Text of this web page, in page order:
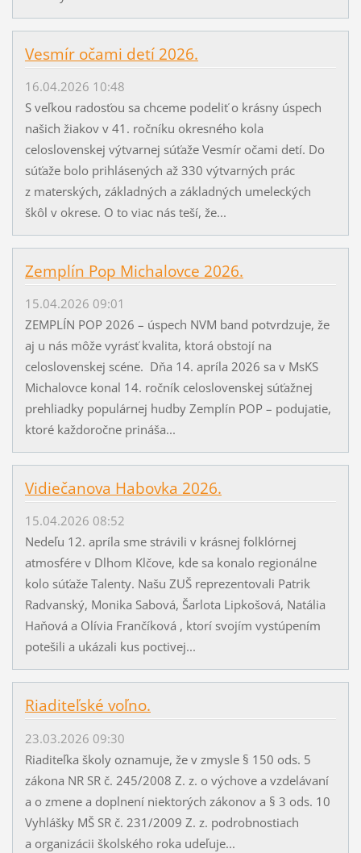
Vesmír očami detí 2026.
16.04.2026 10:48
S veľkou radosťou sa chceme podeliť o krásny úspech
našich žiakov v 41. ročníku okresného kola
celoslovenskej výtvarnej súťaže Vesmír očami detí. Do
súťaže bolo prihlásených až 330 výtvarných prác
z materských, základných a základných umeleckých
škôl v okrese. O to viac nás teší, že...
Zemplín Pop Michalovce 2026.
15.04.2026 09:01
ZEMPLÍN POP 2026 – úspech NVM band potvrdzuje, že
aj u nás môže vyrásť kvalita, ktorá obstojí na
celoslovenskej scéne. Dňa 14. apríla 2026 sa v MsKS
Michalovce konal 14. ročník celoslovenskej súťažnej
prehliadky populárnej hudby Zemplín POP – podujatie,
ktoré každoročne prináša...
Vidiečanova Habovka 2026.
15.04.2026 08:52
Nedeľu 12. apríla sme strávili v krásnej folklórnej
atmosfére v Dlhom Klčove, kde sa konalo regionálne
kolo súťaže Talenty. Našu ZUŠ reprezentovali Patrik
Radvanský, Monika Sabová, Šarlota Lipkošová, Natália
Haňová a Olívia Frančíková , ktorí svojím vystúpením
potešili a ukázali kus poctivej...
Riaditeľské voľno.
23.03.2026 09:30
Riaditeľka školy oznamuje, že v zmysle § 150 ods. 5
zákona NR SR č. 245/2008 Z. z. o výchove a vzdelávaní
a o zmene a doplnení niektorých zákonov a § 3 ods. 10
Vyhlášky MŠ SR č. 231/2009 Z. z. podrobnostiach
a organizácii školského roka udeľuje...